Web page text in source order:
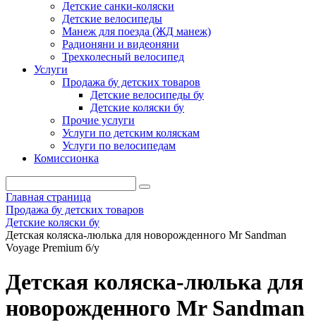
Детские санки-коляски
Детские велосипеды
Манеж для поезда (ЖД манеж)
Радионяни и видеоняни
Трехколесный велосипед
Услуги
Продажа бу детских товаров
Детские велосипеды бу
Детские коляски бу
Прочие услуги
Услуги по детским коляскам
Услуги по велосипедам
Комиссионка
Главная страница
Продажа бу детских товаров
Детские коляски бу
Детская коляска-люлька для новорожденного Mr Sandman
Voyage Premium б/у
Детская коляска-люлька для
новорожденного Mr Sandman